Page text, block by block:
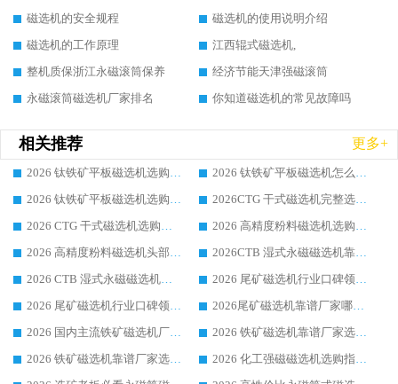
磁选机的安全规程
磁选机的使用说明介绍
磁选机的工作原理
江西辊式磁选机,
整机质保浙江永磁滚筒保养
经济节能天津强磁滚筒
永磁滚筒磁选机厂家排名
你知道磁选机的常见故障吗
相关推荐 更多+
2026 钛铁矿平板磁选机选购全攻略 市场公认优质品牌厂家实力排行榜
2026 钛铁矿平板磁选机怎么选 靠谱生产企业实力排行榜选购参考攻略
2026 钛铁矿平板磁选机选购指南 行业口碑优选品牌生产企业实力排行榜
2026CTG 干式磁选机完整选购指南 行业口碑顶尖靠谱生产龙头厂家实力推荐
2026 CTG 干式磁选机选购指南|行业口碑靠谱生产厂家领域强者推荐
2026 高精度粉料磁选机选购全攻略 行业优质品牌华体会手机网页版-华体会(中国) 实力深度解析
2026 高精度粉料磁选机头部厂家选购指南 行业口碑靠谱品牌推荐 领域强者华体会手机网页版-华体会(中国) 解析
2026CTB 湿式永磁磁选机靠谱厂家实力排行榜 铁矿选矿设备采购全流程选购指南
2026 CTB 湿式永磁磁选机选购指南|行业口碑良好品牌推荐，领域强者华体会手机网页版-华体会(中国)
2026 尾矿磁选机行业口碑领域强者，源头直供国内主流厂家华体会手机网页版-华体会(中国) 一站式服务
2026 尾矿磁选机行业口碑领域强者，源头直供国内主流厂家华体会手机网页版-华体会(中国) 一站式服务
2026尾矿磁选机靠谱厂家哪家好 行业口碑领域强者华体会手机网页版-华体会(中国) 推荐
2026 国内主流铁矿磁选机厂家选购指南|行业口碑好品牌推荐，领域强者华体会手机网页版-华体会(中国)
2026 铁矿磁选机靠谱厂家选购全攻略 行业标杆华体会手机网页版-华体会(中国) 设备性价比出众
2026 铁矿磁选机靠谱厂家选购指南，领域强者华体会手机网页版-华体会(中国) 铁矿磁选机性价比高
2026 化工强磁磁选机选购指南 5 家行业口碑靠谱厂家领域强者推荐